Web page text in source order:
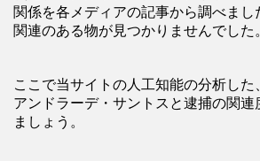
関係を各メディアの記事から調べまし
関連のある物が見つかりませんでした
ここで当サイトの人工知能の分析した
アンドラーデ・サントスと逮捕の関連
ましょう。